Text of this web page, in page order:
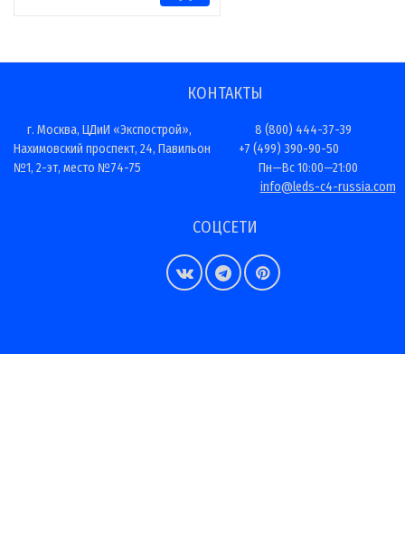
КОНТАКТЫ
г. Москва, ЦДиИ «Экспострой»,
Нахимовский проспект, 24, Павильон
№1, 2-эт, место №74-75
8 (800) 444-37-39
+7 (499) 390-90-50
Пн—Вс 10:00—21:00
info@leds-c4-russia.com
СОЦСЕТИ